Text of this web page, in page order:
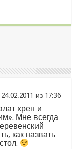
из
хрен и
Мне всегда
как назвать